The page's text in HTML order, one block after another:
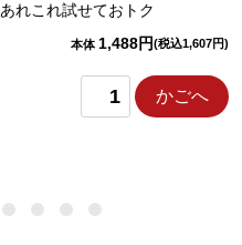
あれこれ試せておトク
本体 1,488円(税込1,607円)
かごへ